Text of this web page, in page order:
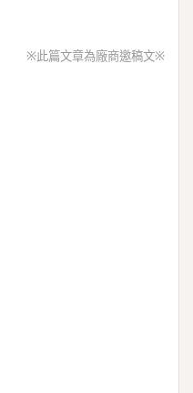
※此篇文章為廠商邀稿文※